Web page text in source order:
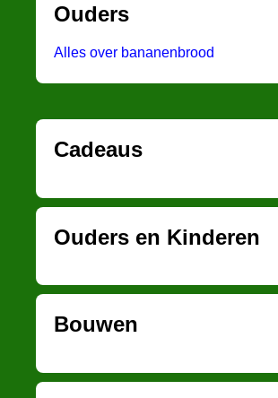
Ouders
Alles over bananenbrood
Cadeaus
Ouders en Kinderen
Bouwen